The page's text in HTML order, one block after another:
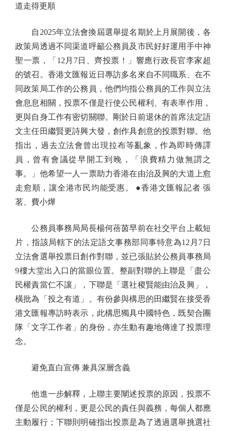
道走得更順
自2025年立法會換屆選舉提名期於上月展開後，各
政策局透過不同渠道呼籲公務員及市民好好運用手中神
聖一票，「12月7日、齊投票！」響應行政長官李家超
的號召。香港文匯報近日專訪多名來自不同職系、在不
同政策局工作的公務員，他們均指公務員的工作與立法
會息息相關，投票不僅是行使公民權利、有表率作用，
更與自身工作有密切關聯。剛於日前退休的首席法定語
文主任田繼賢更詩興大發，創作具創意的投票對聯。他
指出，過去立法會曾出現拉布等亂象，作為即時傳譯
員，曾有會議從早開工到晚，「浪費精力做無謂之
事。」他希望一人一票助力香港在由治及興的大道上愈
走愈順，讓全港市民均能受惠。 ●香港文匯報記者 張
茗、費小燁
公務員事務局局長楊何蓓茵早前在社交平台上載短
片，指該局轄下的法定語文事務部同事特意為12月7日
立法會選舉投票日創作對聯，並已張貼於公務員事務局
9樓大堂出入口的當眼位置。整副對聯的上聯是「盡公
民權責當仁不讓」，下聯是「選社稷賢能由治及興」，
橫批為「投之有道」。有份參與構思的田繼賢在接受香
港文匯報專訪時表示，此構思獨具中國特色，既契合團
隊「文字工作者」的身份，亦生動有趣地傳達了投票理
念。
避免直白宣傳 兼具深層含義
他進一步解釋，上聯主要闡述投票的原因，投票不
僅是公民的權利，更是公民的責任與義務，每個人都應
主動履行；下聯則明確指出投票是為了透過選舉挑選社